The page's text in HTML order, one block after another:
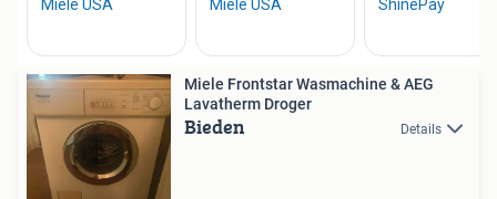
Miele Frontstar Wasmachine & AEG
Lavatherm Droger
Bieden Details